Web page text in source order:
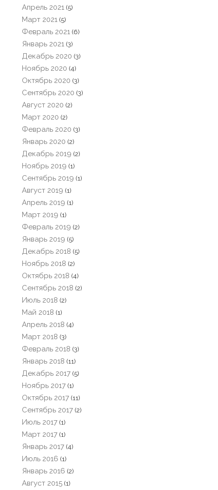
Апрель 2021 (5)
Март 2021 (5)
Февраль 2021 (6)
Январь 2021 (3)
Декабрь 2020 (3)
Ноябрь 2020 (4)
Октябрь 2020 (3)
Сентябрь 2020 (3)
Август 2020 (2)
Март 2020 (2)
Февраль 2020 (3)
Январь 2020 (2)
Декабрь 2019 (2)
Ноябрь 2019 (1)
Сентябрь 2019 (1)
Август 2019 (1)
Апрель 2019 (1)
Март 2019 (1)
Февраль 2019 (2)
Январь 2019 (5)
Декабрь 2018 (5)
Ноябрь 2018 (2)
Октябрь 2018 (4)
Сентябрь 2018 (2)
Июль 2018 (2)
Май 2018 (1)
Апрель 2018 (4)
Март 2018 (3)
Февраль 2018 (3)
Январь 2018 (11)
Декабрь 2017 (5)
Ноябрь 2017 (1)
Октябрь 2017 (11)
Сентябрь 2017 (2)
Июль 2017 (1)
Март 2017 (1)
Январь 2017 (4)
Июль 2016 (1)
Январь 2016 (2)
Август 2015 (1)